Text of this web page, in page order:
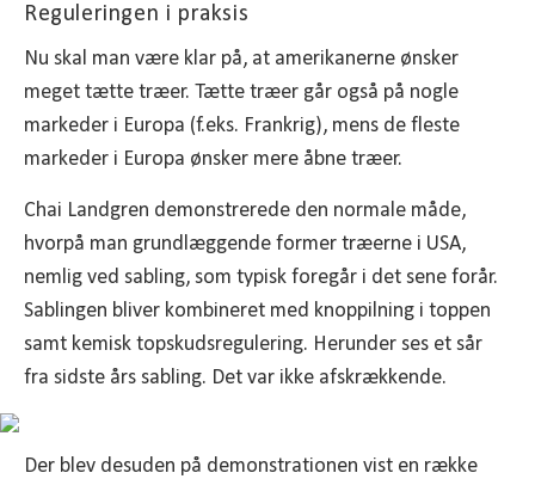
Reguleringen i praksis
Nu skal man være klar på, at amerikanerne ønsker
meget tætte træer. Tætte træer går også på nogle
markeder i Europa (f.eks. Frankrig), mens de fleste
markeder i Europa ønsker mere åbne træer.
Chai Landgren demonstrerede den normale måde,
hvorpå man grundlæggende former træerne i USA,
nemlig ved sabling, som typisk foregår i det sene forår.
Sablingen bliver kombineret med knoppilning i toppen
samt kemisk topskudsregulering. Herunder ses et sår
fra sidste års sabling. Det var ikke afskrækkende.
Der blev desuden på demonstrationen vist en række